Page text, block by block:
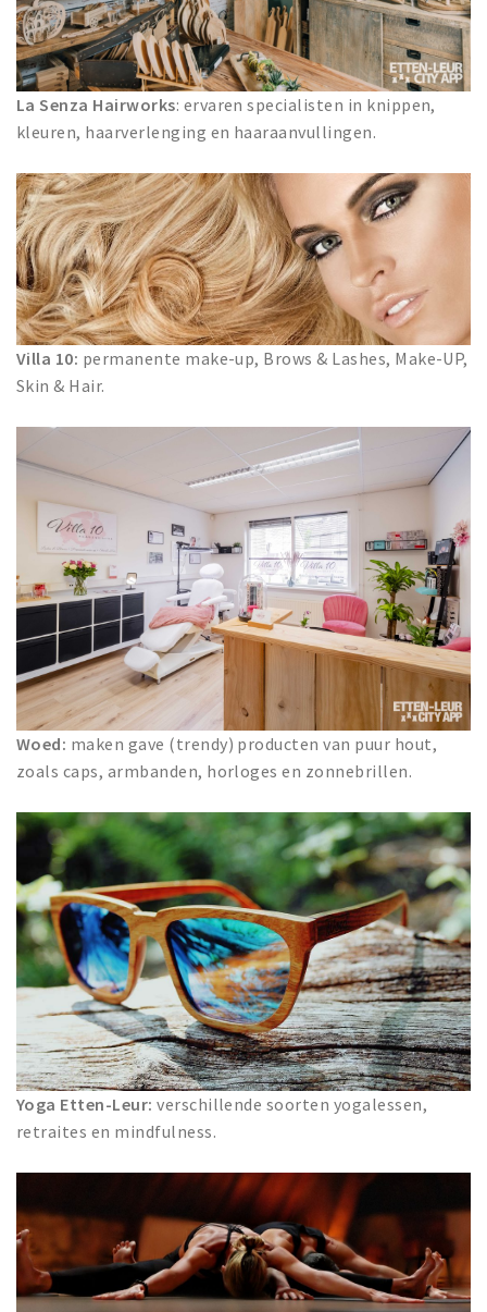
La Senza Hairworks: ervaren specialisten in knippen,
kleuren, haarverlenging en haaraanvullingen.
Villa 10: permanente make-up, Brows & Lashes, Make-UP,
Skin & Hair.
Woed: maken gave (trendy) producten van puur hout,
zoals caps, armbanden, horloges en zonnebrillen.
Yoga Etten-Leur: verschillende soorten yogalessen,
retraites en mindfulness.